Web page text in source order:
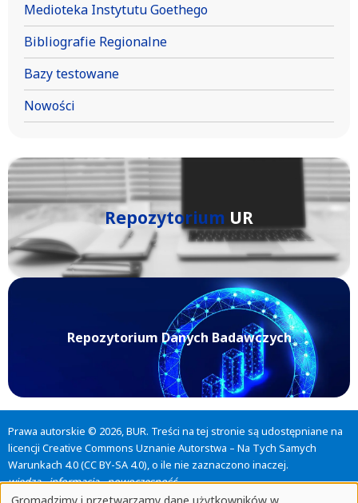
Medioteka Instytutu Goethego
Bibliografie Regionalne
Bazy testowane
Nowości
Repozytorium UR
Repozytorium Danych Badawczych
Prawa autorskie © 2026, BUR. Treści na tej stronie są udostępniane na
licencji Creative Commons Uznanie Autorstwa – Na Tych Samych
Warunkach 4.0 (CC BY-SA 4.0), o ile nie zaznaczono inaczej.
wiedza - informacja - nowoczesność
Biblioteka Uniwersytetu Rzeszowskiego